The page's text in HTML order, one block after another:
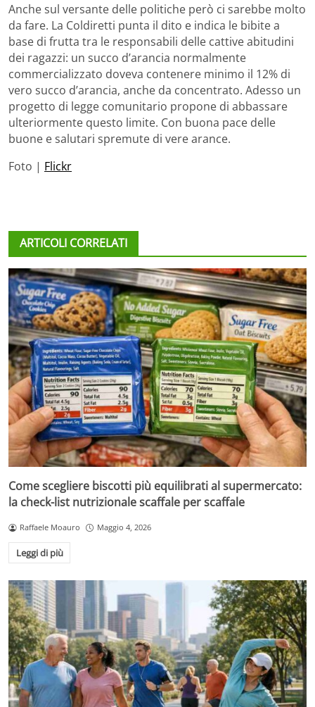
Anche sul versante delle politiche però ci sarebbe molto
da fare. La Coldiretti punta il dito e indica le bibite a
base di frutta tra le responsabili delle cattive abitudini
dei ragazzi: un succo d’arancia normalmente
commercializzato doveva contenere minimo il 12% di
vero succo d’arancia, anche da concentrato. Adesso un
progetto di legge comunitario propone di abbassare
ulteriormente questo limite. Con buona pace delle
buone e salutari spremute di vere arance.
Foto | Flickr
ARTICOLI CORRELATI
Come scegliere biscotti più equilibrati al supermercato:
la check-list nutrizionale scaffale per scaffale
Raffaele Moauro Maggio 4, 2026
Leggi di più